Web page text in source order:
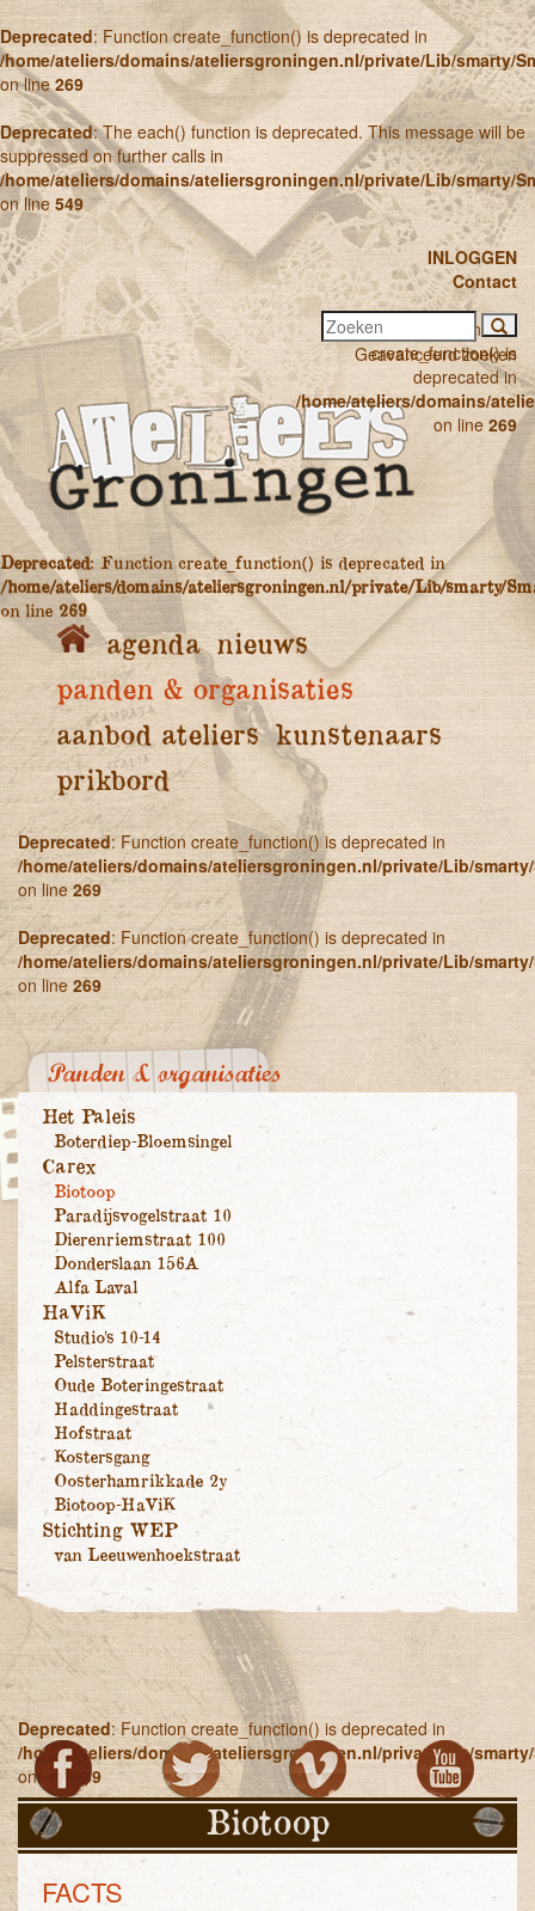
Deprecated: Function create_function() is deprecated in
/home/ateliers/domains/ateliersgroningen.nl/private/Lib/smarty/
on line269
Deprecated: The each() function is deprecated. This message will be
suppressed on further calls in
/home/ateliers/domains/ateliersgroningen.nl/private/Lib/smarty/
on line 549
INLOGGEN
Contact
Deprecated
: Function
create_function() is
deprecated in
/home/ateliers/domains/
on line 269
Geavanceerd zoeken
Deprecated: Function create_function() is deprecated in
/home/ateliers/domains/ateliersgroningen.nl/private/Lib/smarty/
on line 269
agenda
nieuws
panden & organisaties
aanbod ateliers
kunstenaars
prikbord
Deprecated: Function create_function() is deprecated in
/home/ateliers/domains/ateliersgroningen.nl/private/Lib/
on line269
Deprecated: Function create_function() is deprecated in
/home/ateliers/domains/ateliersgroningen.nl/private/Lib/
on line 269
Panden & organisaties
Het Paleis
Boterdiep-Bloemsingel
Carex
Biotoop
Paradijsvogelstraat 10
Dierenriemstraat 100
Donderslaan 156A
Alfa Laval
HaViK
Studio's 10-14
Pelsterstraat
Oude Boteringestraat
Haddingestraat
Hofstraat
Kostersgang
Oosterhamrikkade 2y
Biotoop-HaViK
Stichting WEP
van Leeuwenhoekstraat
Deprecated: Function create_function() is deprecated in
/home/ateliers/domains/ateliersgroningen.nl/private/Lib/
on line 269
Biotoop
FACTS